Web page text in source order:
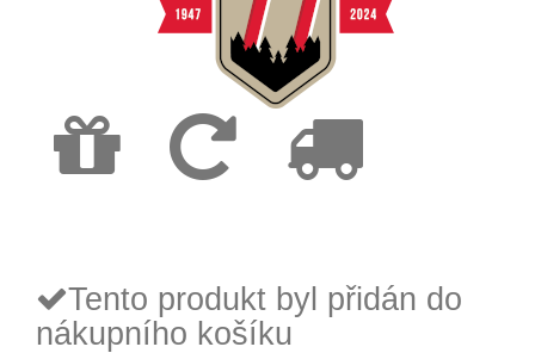
Tento produkt byl přidán do
nákupního košíku